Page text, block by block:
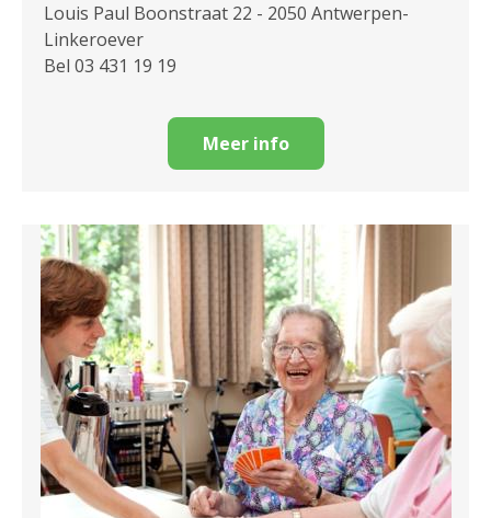
Louis Paul Boonstraat 22 - 2050 Antwerpen-
Linkeroever
Bel 03 431 19 19
Meer info